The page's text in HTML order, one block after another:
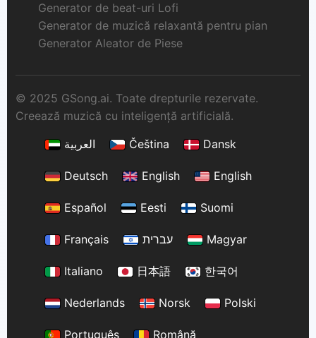
Generator de beat-uri Lofi
Generator de muzică relaxantă pentru pian
Generator Aleator de Piese
© 2025 GSong.ai. Toate drepturile rezervate.
Creează muzică cu inteligență artificială.
العربية
Čeština Dansk
Deutsch English English
Español Eesti Suomi
Français עברית Magyar
Italiano 日本語 한국어
Nederlands Norsk Polski
Português Română